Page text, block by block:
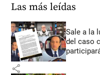
Las más leídas
Sale a la
del caso
share